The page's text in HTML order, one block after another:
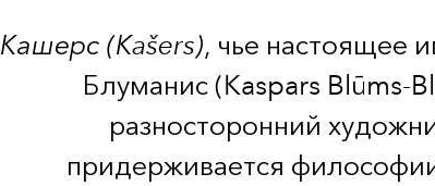
Кашерс (Kašers), чье настоящее
Блуманис (Kaspars Blūms-
разносторонний
придерживается